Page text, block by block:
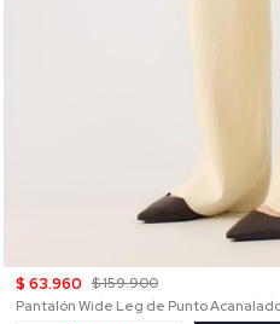
$ 63.960 $ 159.900
Pantalón Wide Leg de Punto